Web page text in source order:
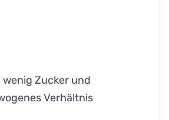
wenig Zucker und
Verhältnis